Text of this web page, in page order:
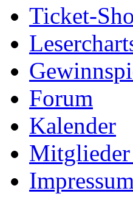
Ticket-
Forum
Kalender
Impressum